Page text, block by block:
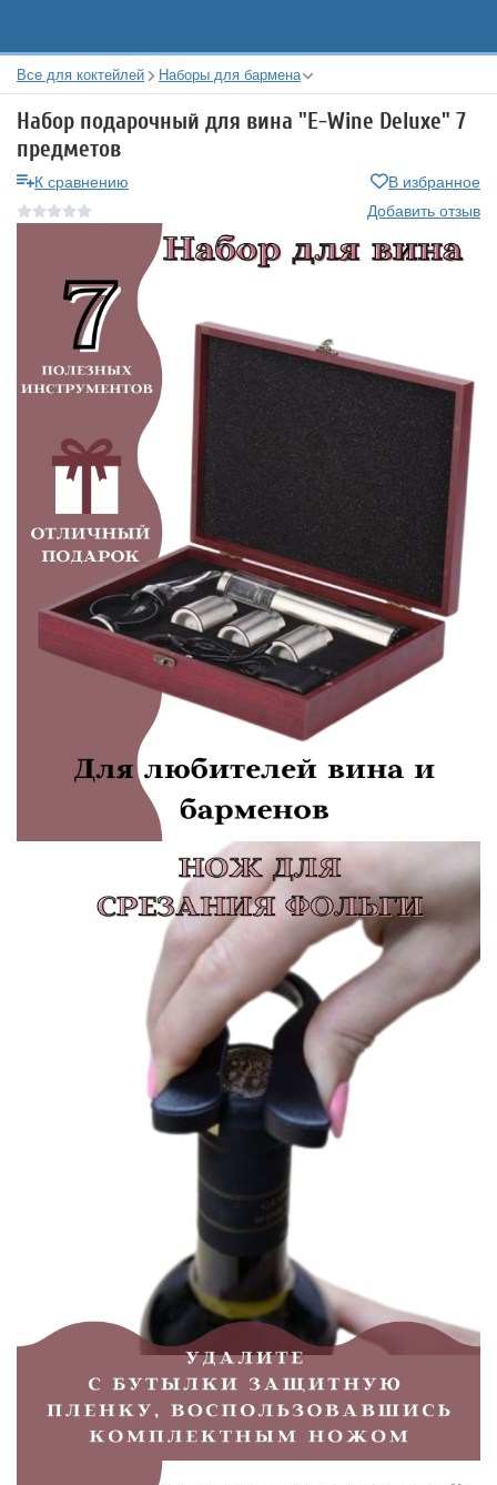
Все для коктейлей Наборы для бармена
Набор подарочный для вина "E-Wine Deluxe" 7
предметов
К сравнению
В избранное
Добавить отзыв